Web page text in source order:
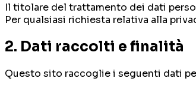
Il titolare del trattamento dei dati
Per qualsiasi richiesta relativa alla
2. Dati raccolti e finalità
Questo sito raccoglie i seguenti dati